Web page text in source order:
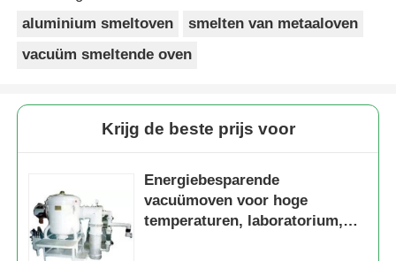
aluminium smeltoven
smelten van metaaloven
vacuüm smeltende oven
Krijg de beste prijs voor
Energiebesparende
vacuümoven voor hoge
temperaturen, laboratorium,